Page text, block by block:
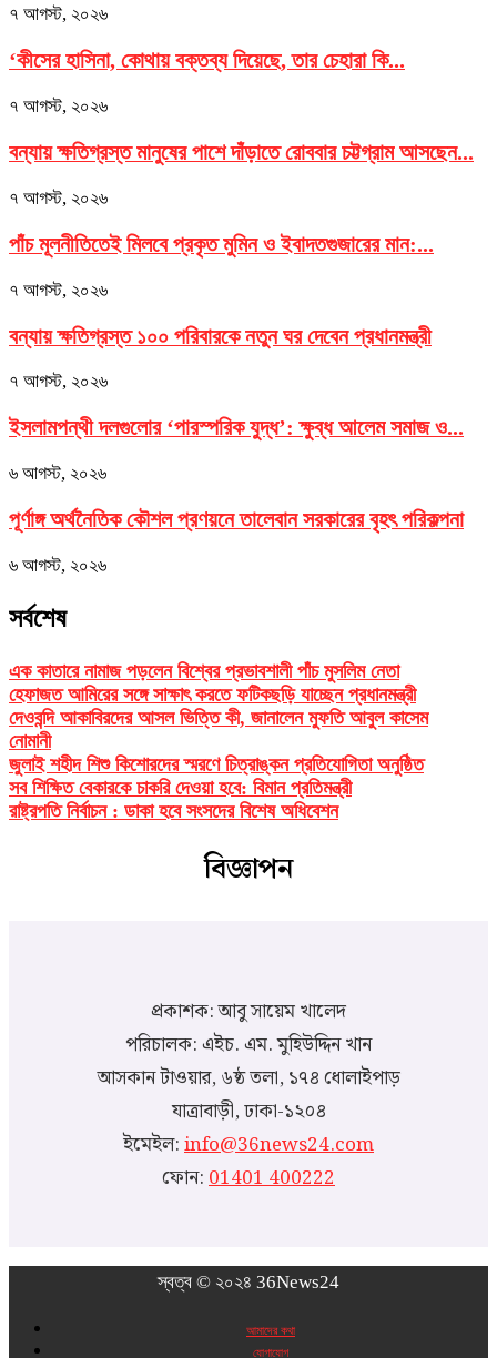
৭ আগস্ট, ২০২৬
‘কীসের হাসিনা, কোথায় বক্তব্য দিয়েছে, তার চেহারা কি...
৭ আগস্ট, ২০২৬
বন্যায় ক্ষতিগ্রস্ত মানুষের পাশে দাঁড়াতে রোববার চট্টগ্রাম আসছেন...
৭ আগস্ট, ২০২৬
পাঁচ মূলনীতিতেই মিলবে প্রকৃত মুমিন ও ইবাদতগুজারের মান:...
৭ আগস্ট, ২০২৬
বন্যায় ক্ষতিগ্রস্ত ১০০ পরিবারকে নতুন ঘর দেবেন প্রধানমন্ত্রী
৭ আগস্ট, ২০২৬
ইসলামপন্থী দলগুলোর ‘পারস্পরিক যুদ্ধ’: ক্ষুব্ধ আলেম সমাজ ও...
৬ আগস্ট, ২০২৬
পূর্ণাঙ্গ অর্থনৈতিক কৌশল প্রণয়নে তালেবান সরকারের বৃহৎ পরিকল্পনা
৬ আগস্ট, ২০২৬
সর্বশেষ
এক কাতারে নামাজ পড়লেন বিশ্বের প্রভাবশালী পাঁচ মুসলিম নেতা
হেফাজত আমিরের সঙ্গে সাক্ষাৎ করতে ফটিকছড়ি যাচ্ছেন প্রধানমন্ত্রী
দেওবন্দি আকাবিরদের আসল ভিত্তি কী, জানালেন মুফতি আবুল কাসেম
নোমানী
জুলাই শহীদ শিশু কিশোরদের স্মরণে চিত্রাঙ্কন প্রতিযোগিতা অনুষ্ঠিত
সব শিক্ষিত বেকারকে চাকরি দেওয়া হবে: বিমান প্রতিমন্ত্রী
রাষ্ট্রপতি নির্বাচন : ডাকা হবে সংসদের বিশেষ অধিবেশন
বিজ্ঞাপন
প্রকাশক: আবু সায়েম খালেদ
পরিচালক: এইচ. এম. মুহিউদ্দিন খান
আসকান টাওয়ার, ৬ষ্ঠ তলা, ১৭৪ ধোলাইপাড়
যাত্রাবাড়ী, ঢাকা-১২০৪
ইমেইল:info@36news24.com
ফোন:01401 400222
স্বত্ব © ২০২৪ 36News24
আমাদের কথা
যোগাযোগ